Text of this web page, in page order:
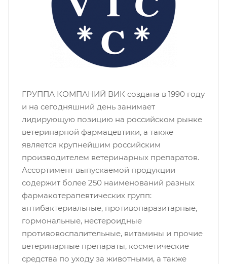
ГРУППА КОМПАНИЙ ВИК создана в 1990 году
и на сегодняшний день занимает
лидирующую позицию на российском рынке
ветеринарной фармацевтики, а также
является крупнейшим российским
производителем ветеринарных препаратов.
Ассортимент выпускаемой продукции
содержит более 250 наименований разных
фармакотерапевтических групп:
антибактериальные, противопаразитарные,
гормональные, нестероидные
противовоспалительные, витамины и прочие
ветеринарные препараты, косметические
средства по уходу за животными, а также